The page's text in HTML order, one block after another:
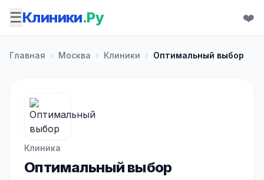
☰Клиники.Ру ❤️
Главная › Москва › Клиники › Оптимальный выбор
Клиника
Оптимальный выбор